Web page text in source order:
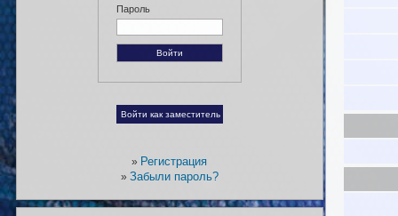
Пароль
» Регистрация
» Забыли пароль?